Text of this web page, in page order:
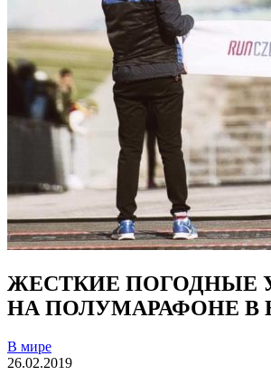
ЖЕСТКИЕ ПОГОДНЫЕ
НА ПОЛУМАРАФОНЕ В
В мире
26.02.2019